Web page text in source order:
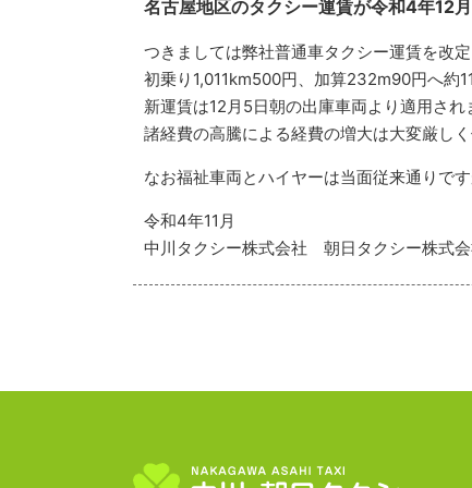
名古屋地区のタクシー運賃が令和4年12
つきましては弊社普通車タクシー運賃を改定
初乗り1,011km500円、加算232m90円へ約
新運賃は12月5日朝の出庫車両より適用さ
諸経費の高騰による経費の増大は大変厳し
なお福祉車両とハイヤーは当面従来通りで
令和4年11月
中川タクシー株式会社 朝日タクシー株式